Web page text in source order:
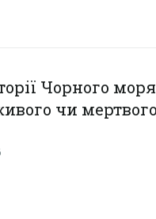
Чорного
чи